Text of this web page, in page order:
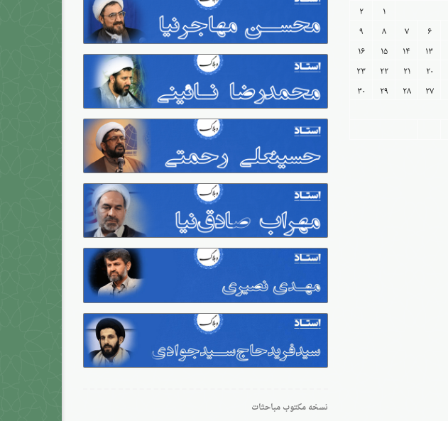
۱
۲
۶ ۷ ۸
۹
۱۳ ۱۴ ۱۵
۱۶
۲۰ ۲۱ ۲۲
۲۳
۲۷ ۲۸ ۲۹
۳۰
نسخه مکتوب مباحثات